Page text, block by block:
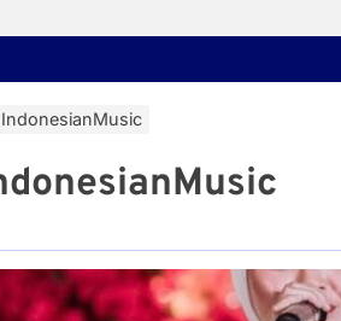
IndonesianMusic